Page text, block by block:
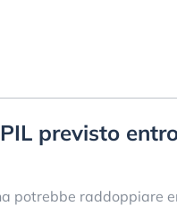
previsto
potrebbe raddoppiare